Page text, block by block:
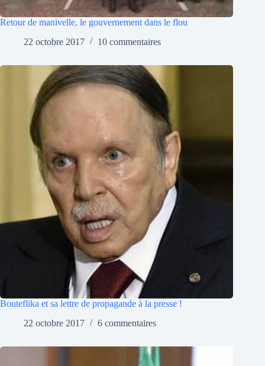
Retour de manivelle, le gouvernement dans le flou
22 octobre 2017
10 commentaires
Bouteflika et sa lettre de propagande à la presse !
22 octobre 2017
6 commentaires